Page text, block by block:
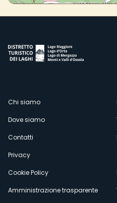
Menù
secondario
Chi siamo
Dove siamo
Contatti
Privacy
Cookie Policy
Amministrazione trasparente